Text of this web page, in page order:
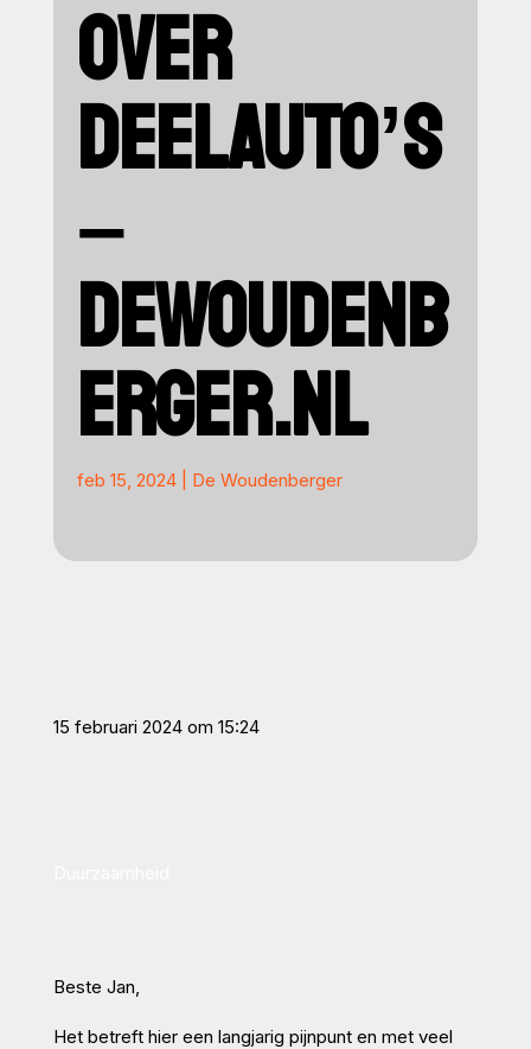
OVER
DEELAUTO’S
–
DEWOUDENB
ERGER.NL
feb 15, 2024| De Woudenberger
15 februari 2024 om 15:24
Beste Jan,
Het betreft hier een langjarig pijnpunt en met veel